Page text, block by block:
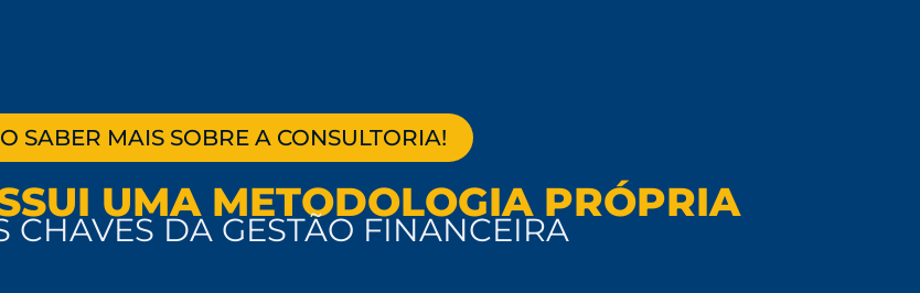
SABER MAIS SOBRE A CONSULTORIA!
UMA METODOLOGIA PRÓPRIA
CHAVES DA GESTÃO FINANCEIRA